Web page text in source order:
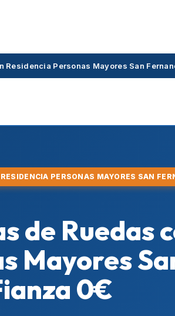
Personas Mayores San
PERSONAS MAYORES SAN
de Ruedas
Mayores
0€